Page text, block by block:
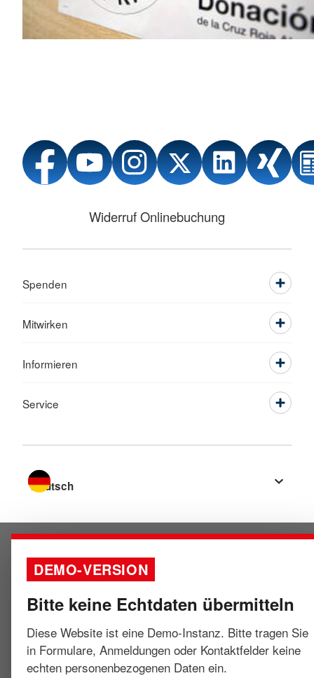
Widerruf Onlinebuchung
Spenden
Mitwirken
Informieren
Service
Sprache wechseln zu
DEMO-VERSION
Bitte keine Echtdaten übermitteln
Diese Website ist eine Demo-Instanz. Bitte tragen Sie
in Formulare, Anmeldungen oder Kontaktfelder keine
echten personenbezogenen Daten ein.